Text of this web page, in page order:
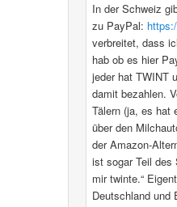
In der Schweiz
zu PayPal:
verbreitet, dass
hab ob es hier
jeder hat TWINT
damit bezahlen.
Tälern (ja, es hat
über den
der Amazon-
ist sogar Teil des
mir twinte.“
Deutschland und